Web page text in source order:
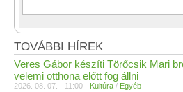
TOVÁBBI HÍREK
Veres Gábor készíti Törőcsik Mari
velemi otthona előtt fog állni
2026. 08. 07. - 11:00 - Kultúra / Egyéb